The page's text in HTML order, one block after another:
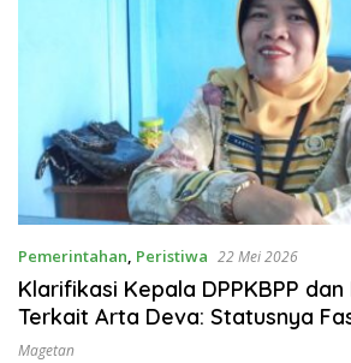
Pemerintahan, Peristiwa 22 Mei 2026
Klarifikasi Kepala DPPKBPP dan
Terkait Arta Deva: Statusnya
Pemutusan Kontrak
Magetan